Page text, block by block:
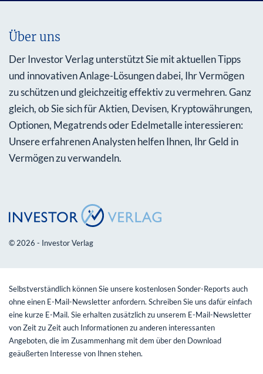
Über uns
Der Investor Verlag unterstützt Sie mit aktuellen Tipps
und innovativen Anlage-Lösungen dabei, Ihr Vermögen
zu schützen und gleichzeitig effektiv zu vermehren. Ganz
gleich, ob Sie sich für Aktien, Devisen, Kryptowährungen,
Optionen, Megatrends oder Edelmetalle interessieren:
Unsere erfahrenen Analysten helfen Ihnen, Ihr Geld in
Vermögen zu verwandeln.
© 2026 - Investor Verlag
Selbstverständlich können Sie unsere kostenlosen Sonder-Reports auch
ohne einen E-Mail-Newsletter anfordern. Schreiben Sie uns dafür einfach
eine kurze E-Mail. Sie erhalten zusätzlich zu unserem E-Mail-Newsletter
von Zeit zu Zeit auch Informationen zu anderen interessanten
Angeboten, die im Zusammenhang mit dem über den Download
geäußerten Interesse von Ihnen stehen.